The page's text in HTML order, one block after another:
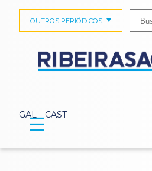
GAL CAST
OUTROS PERIÓDICOS
☰